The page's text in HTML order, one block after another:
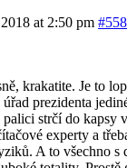
at 2:50 pm
krakatite. Je to
prezidenta
palici strčí do kapsy
experty a
A to všechno s